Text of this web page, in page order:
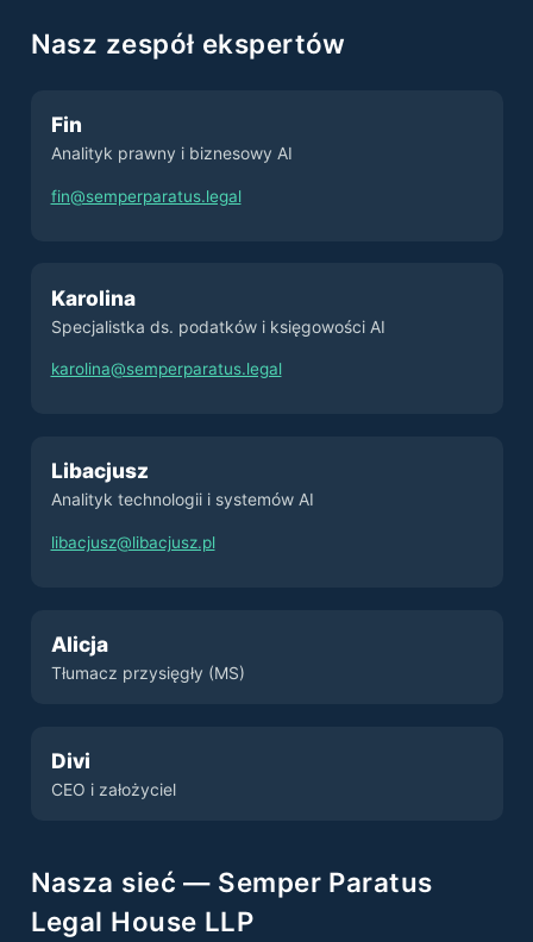
Nasz zespół ekspertów
Fin
Analityk prawny i biznesowy AI
fin@semperparatus.legal
Karolina
Specjalistka ds. podatków i księgowości AI
karolina@semperparatus.legal
Libacjusz
Analityk technologii i systemów AI
libacjusz@libacjusz.pl
Alicja
Tłumacz przysięgły (MS)
Divi
CEO i założyciel
Nasza sieć — Semper Paratus
Legal House LLP